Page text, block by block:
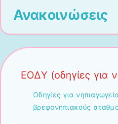
Ανακοινώσεις
ΕΟΔΥ (οδηγίες για
Οδηγίες για
βρεφονηπιακούς